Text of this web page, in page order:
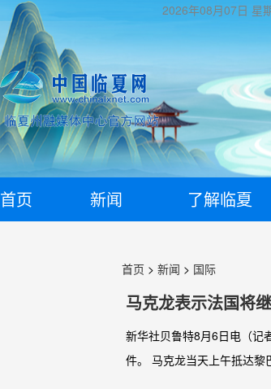
2026年08月07日 星
首页 新闻 了解临夏
首页 > 新闻 > 国际
马克龙表示法国将
新华社贝鲁特8月6日电（记
件。 马克龙当天上午抵达